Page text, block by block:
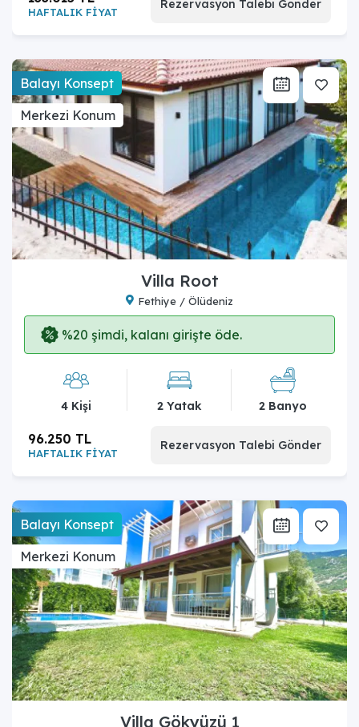
HAFTALIK FİYAT
Rezervasyon Talebi Gönder
Balayı Konsept
Merkezi Konum
Villa Root
Fethiye / Ölüdeniz
%20 şimdi, kalanı girişte öde.
4 Kişi 2 Yatak 2 Banyo
HAFTALIK FİYAT
96.250 TL Rezervasyon Talebi Gönder
Balayı Konsept
Merkezi Konum
Villa Gökyüzü 1